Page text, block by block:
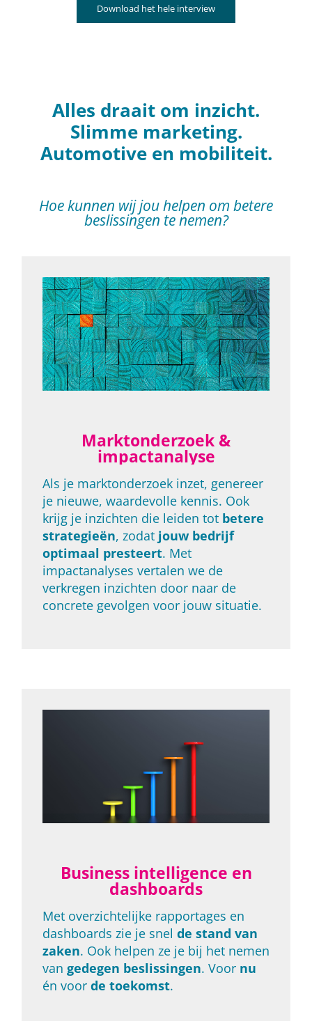
Download het hele interview
Alles draait om inzicht.
Slimme marketing.
Automotive en mobiliteit.
Hoe kunnen wij jou helpen om betere
beslissingen te nemen?
Marktonderzoek &
impactanalyse
Als je marktonderzoek inzet, genereer
je nieuwe, waardevolle kennis. Ook
krijg je inzichten die leiden tot betere
strategieën, zodatjouw bedrijf
optimaal presteert. Met
impactanalyses vertalen we de
verkregen inzichten door naar de
concrete gevolgen voor jouw situatie.
Business intelligence en
dashboards
Met overzichtelijke rapportages en
dashboards zie je snel de stand van
zaken. Ook helpen ze je bij het nemen
van gedegen beslissingen. Voor nu
én voor de toekomst.